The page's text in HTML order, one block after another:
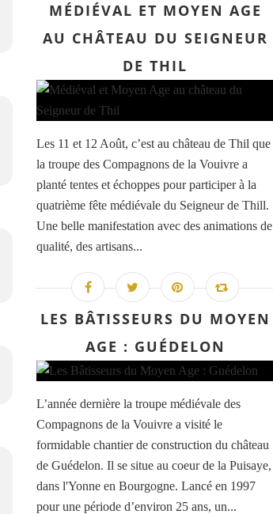
MÉDIÉVAL ET MOYEN AGE
AU CHÂTEAU DU SEIGNEUR
DE THIL
Les 11 et 12 Août, c’est au château de Thil que
la troupe des Compagnons de la Vouivre a
planté tentes et échoppes pour participer à la
quatrième fête médiévale du Seigneur de Thill.
Une belle manifestation avec des animations de
qualité, des artisans...
LES BÂTISSEURS DU MOYEN
AGE : GUÉDELON
L’année dernière la troupe médiévale des
Compagnons de la Vouivre a visité le
formidable chantier de construction du château
de Guédelon. Il se situe au coeur de la Puisaye,
dans l'Yonne en Bourgogne. Lancé en 1997
pour une période d’environ 25 ans, un...